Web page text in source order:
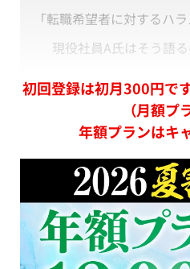
「転職希望者に対するハ
現役社員A氏はそう語る
初回登録は初月300円で
（月額プ
年額プランはキ